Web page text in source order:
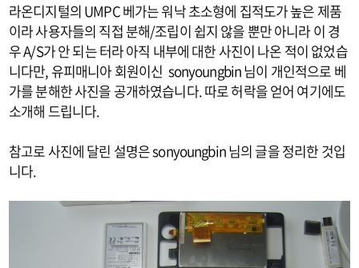
라온디지털의 UMPC 베가는 워낙 초소형에 집적도가 높은 제품
이라 사용자들의 직접 분해/조립이 쉽지 않을 뿐만 아니라 이 경
우 A/S가 안 되는 터라 아직 내부에 대한 사진이 나온 적이 없었습
니다만, 유피매니아 회원이신 sonyoungbin 님이 개인적으로 베
가를 분해한 사진을 공개하였습니다. 따로 허락을 얻어 여기에도
소개해 드립니다.
참고로 사진에 달린 설명은 sonyoungbin 님의 글을 정리한 것입
니다.